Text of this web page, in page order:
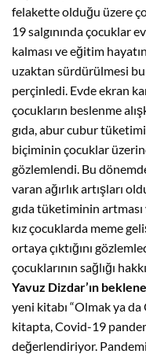
felakette olduğu üzere
19 salgınında çocuklar
kalması ve eğitim
uzaktan sürdürülmesi
perçinledi. Evde ekran
çocukların beslenme
gıda, abur cubur
biçiminin çocuklar
gözlemlendi. Bu
varan ağırlık artışları
gıda tüketiminin artması
kız çocuklarda meme
ortaya çıktığını
çocuklarının sağlığı
Yavuz Dizdar’ın
yeni kitabı “Olmak ya da
kitapta, Covid-19
değerlendiriyor.